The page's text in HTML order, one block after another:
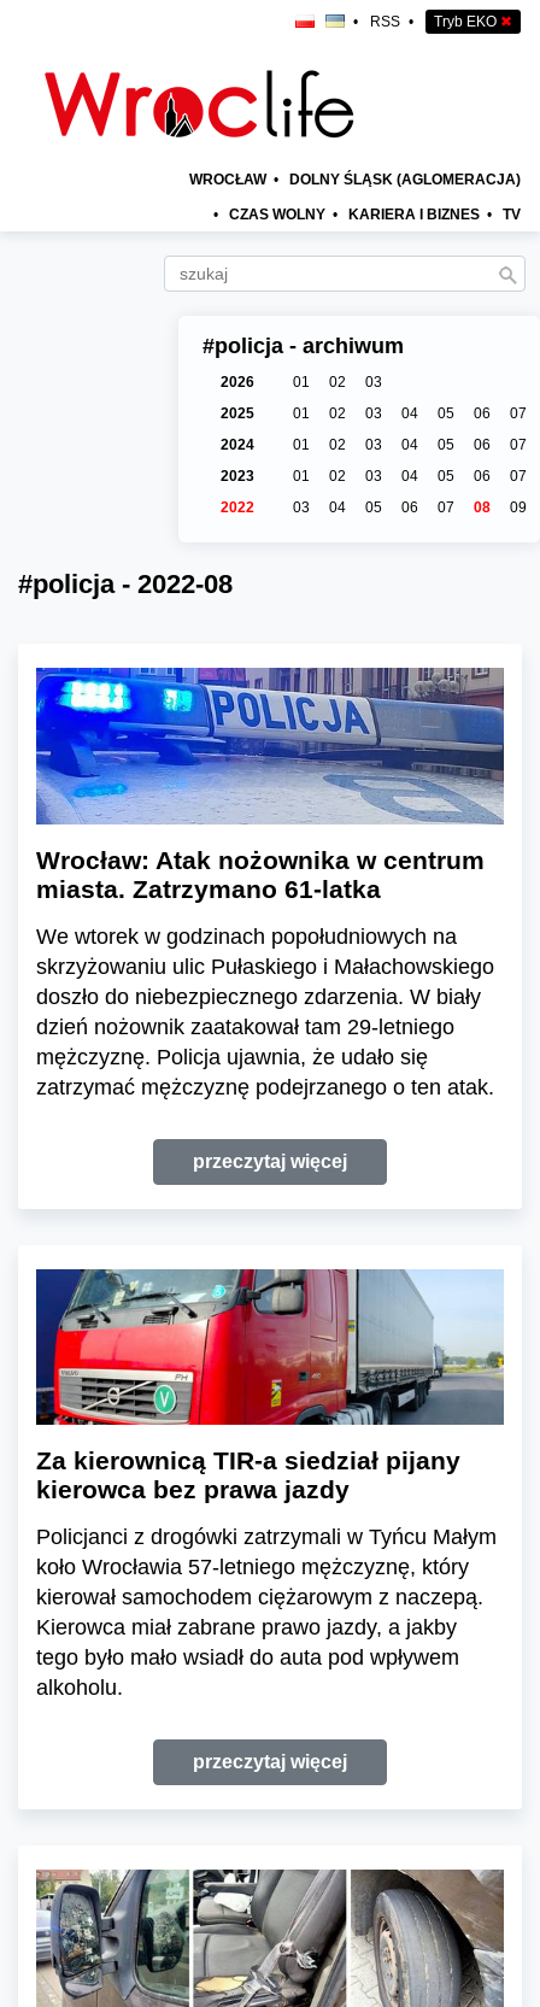
• RSS • Tryb EKO ✖
WROCŁAW • DOLNY ŚLĄSK (AGLOMERACJA)
• CZAS WOLNY • KARIERA I BIZNES • TV
#policja - archiwum
2026 01 02
03
2025
01 02 03 04 05 06
07
2024
01 02 03 04 05 06
07
2023
01 02 03 04 05 06
07
2022
03 04 05 06 07 08 09
#policja - 2022-08
Wrocław: Atak nożownika w centrum
miasta. Zatrzymano 61-latka
We wtorek w godzinach popołudniowych na
skrzyżowaniu ulic Pułaskiego i Małachowskiego
doszło do niebezpiecznego zdarzenia. W biały
dzień nożownik zaatakował tam 29-letniego
mężczyznę. Policja ujawnia, że udało się
zatrzymać mężczyznę podejrzanego o ten atak.
przeczytaj więcej
Za kierownicą TIR-a siedział pijany
kierowca bez prawa jazdy
Policjanci z drogówki zatrzymali w Tyńcu Małym
koło Wrocławia 57-letniego mężczyznę, który
kierował samochodem ciężarowym z naczepą.
Kierowca miał zabrane prawo jazdy, a jakby
tego było mało wsiadł do auta pod wpływem
alkoholu.
przeczytaj więcej